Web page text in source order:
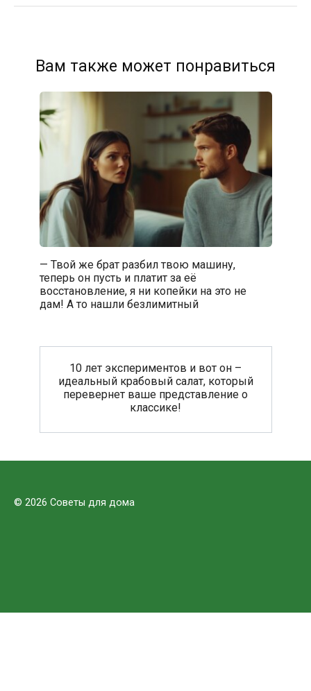
Вам также может понравиться
— Твой же брат разбил твою машину,
теперь он пусть и платит за её
восстановление, я ни копейки на это не
дам! А то нашли безлимитный
10 лет экспериментов и вот он –
идеальный крабовый салат, который
перевернет ваше представление о
классике!
© 2026 Советы для дома